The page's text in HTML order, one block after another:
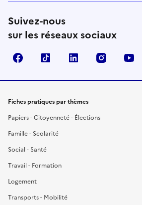
Suivez-nous
sur les réseaux sociaux
FacebookTikTok LinkedIn
Fiches pratiques par thèmes
Papiers - Citoyenneté - Élections
Famille - Scolarité
Social - Santé
Travail - Formation
Logement
Transports - Mobilité